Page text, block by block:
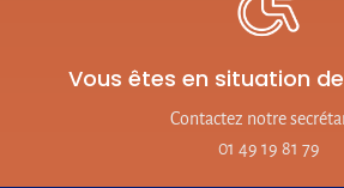
Vous êtes en situation
Contactez notre
01 49 19 81 79